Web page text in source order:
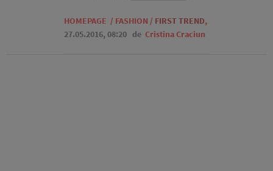
HOMEPAGE / FASHION / FIRST TREND,
27.05.2016, 08:20 de Cristina Craciun